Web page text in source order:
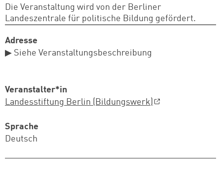
Die Veranstaltung wird von der Berliner
Landeszentrale für politische Bildung gefördert.
Adresse
▶ Siehe Veranstaltungsbeschreibung
Veranstalter*in
Landesstiftung Berlin (Bildungswerk)
Sprache
Deutsch